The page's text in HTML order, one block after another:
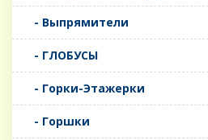
- Выпрямители
- ГЛОБУСЫ
- Горки-Этажерки
- Горшки